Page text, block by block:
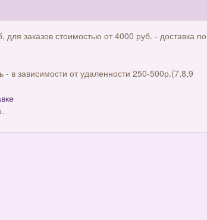
заказов стоимостью от 4000 руб. - доставка по
в зависимости от удаленности 250-500р.(7,8,9